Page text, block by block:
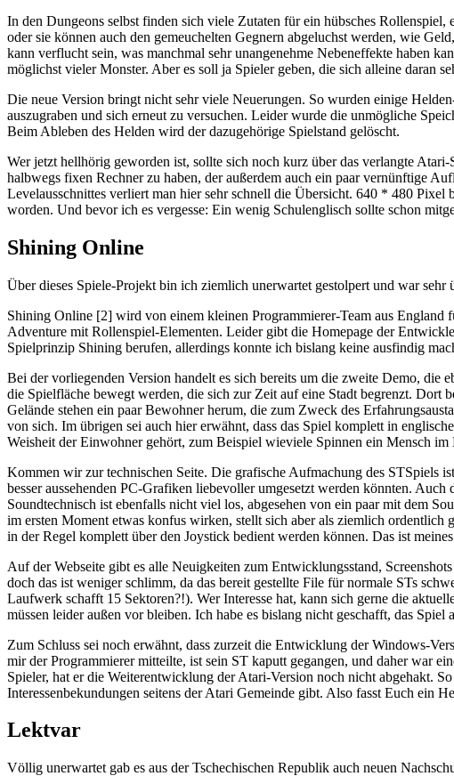
In den Dungeons selbst finden sich viele Zutaten für ein hübsches
oder sie können auch den gemeuchelten Gegnern abgeluchst werden, wie
kann verflucht sein, was manchmal sehr unangenehme Nebeneffekte haben
möglichst vieler Monster. Aber es soll ja Spieler geben, die sich alleine daran
Die neue Version bringt nicht sehr viele Neuerungen. So wurden einige
auszugraben und sich erneut zu versuchen. Leider wurde die unmögliche
Beim Ableben des Helden wird der dazugehörige Spielstand gelöscht.
Wer jetzt hellhörig geworden ist, sollte sich noch kurz über das verlangte
halbwegs fixen Rechner zu haben, der außerdem auch ein paar vernünftige
Levelausschnittes verliert man hier sehr schnell die Übersicht. 640 * 480
worden. Und bevor ich es vergesse: Ein wenig Schulenglisch sollte schon
Shining Online
Über dieses Spiele-Projekt bin ich ziemlich unerwartet gestolpert und war
Shining Online [2] wird von einem kleinen Programmierer-Team aus
Adventure mit Rollenspiel-Elementen. Leider gibt die Homepage der
Spielprinzip Shining berufen, allerdings konnte ich bislang keine ausfindig
Bei der vorliegenden Version handelt es sich bereits um die zweite Demo, die
die Spielfläche bewegt werden, die sich zur Zeit auf eine Stadt begrenzt. Dort
Gelände stehen ein paar Bewohner herum, die zum Zweck des
von sich. Im übrigen sei auch hier erwähnt, dass das Spiel komplett in
Weisheit der Einwohner gehört, zum Beispiel wieviele Spinnen ein Mensch
Kommen wir zur technischen Seite. Die grafische Aufmachung des STSpiels
besser aussehenden PC-Grafiken liebevoller umgesetzt werden könnten.
Soundtechnisch ist ebenfalls nicht viel los, abgesehen von ein paar mit dem
im ersten Moment etwas konfus wirken, stellt sich aber als ziemlich
in der Regel komplett über den Joystick bedient werden können. Das ist
Auf der Webseite gibt es alle Neuigkeiten zum Entwicklungsstand,
doch das ist weniger schlimm, da das bereit gestellte File für normale STs
Laufwerk schafft 15 Sektoren?!). Wer Interesse hat, kann sich gerne die
müssen leider außen vor bleiben. Ich habe es bislang nicht geschafft, das
Zum Schluss sei noch erwähnt, dass zurzeit die Entwicklung der Windows-
mir der Programmierer mitteilte, ist sein ST kaputt gegangen, und daher war
Spieler, hat er die Weiterentwicklung der Atari-Version noch nicht abgehakt.
Interessenbekundungen seitens der Atari Gemeinde gibt. Also fasst Euch ein
Lektvar
Völlig unerwartet gab es aus der Tschechischen Republik auch neuen